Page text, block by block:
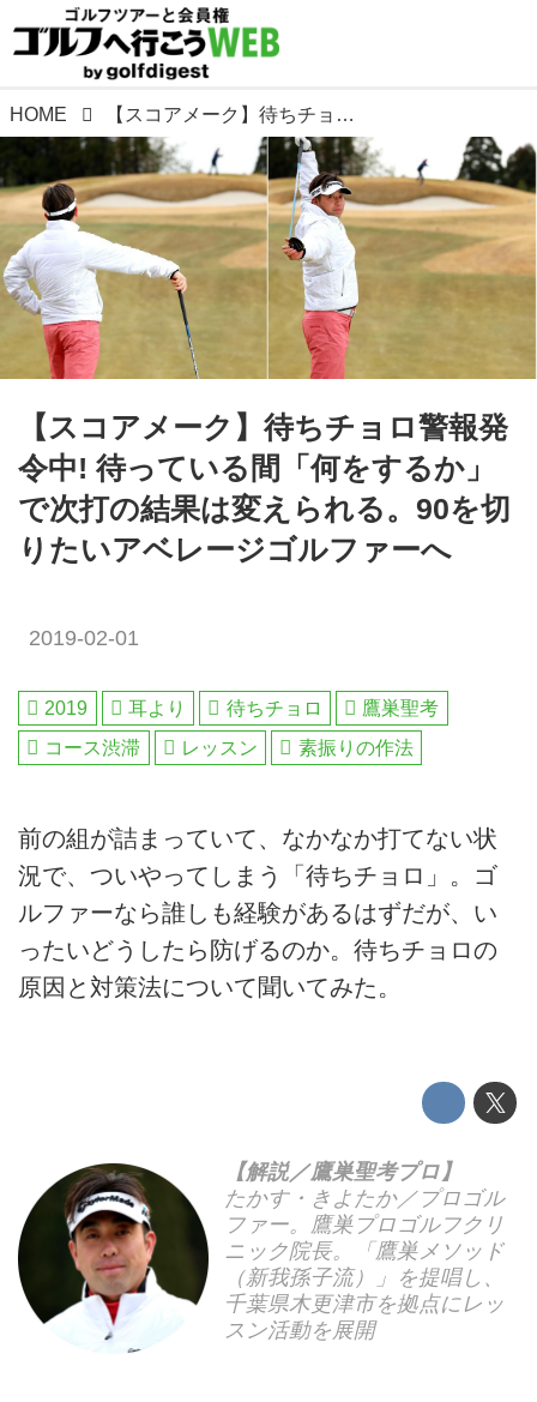
HOME 【スコアメーク】待ちチョロ警報発令中! 待っている間「何をするか」で次打の結果は変えられる。90を切りたいアベレージゴルファーへ
【スコアメーク】待ちチョロ警報発
令中! 待っている間「何をするか」
で次打の結果は変えられる。90を切
りたいアベレージゴルファーへ
2019-02-01
2019 耳より 待ちチョロ
鷹巣聖考
コース渋滞
レッスン 素振りの作法
前の組が詰まっていて、なかなか打てない状
況で、ついやってしまう「待ちチョロ」。ゴ
ルファーなら誰しも経験があるはずだが、い
ったいどうしたら防げるのか。待ちチョロの
原因と対策法について聞いてみた。
【解説／鷹巣聖考プロ】
たかす・きよたか／プロゴル
ファー。鷹巣プロゴルフクリ
ニック院長。「鷹巣メソッド
（新我孫子流）」を提唱し、
千葉県木更津市を拠点にレッ
スン活動を展開